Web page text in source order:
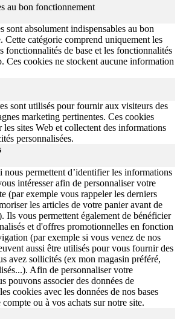
au bon fonctionnement
sont absolument indispensables au bon
Cette catégorie comprend uniquement les
fonctionnalités de base et les fonctionnalités
Ces cookies ne stockent aucune information
sont utilisés pour fournir aux visiteurs des
marketing pertinentes. Ces cookies
les sites Web et collectent des informations
personnalisées.
nous permettent d’identifier les informations
intéresser afin de personnaliser votre
(par exemple vous rappeler les derniers
les articles de votre panier avant de
Ils vous permettent également de bénéficier
et d'offres promotionnelles en fonction
(par exemple si vous venez de nos
aussi être utilisés pour vous fournir des
avez sollicités (ex mon magasin préféré,
Afin de personnaliser votre
pouvons associer des données de
cookies avec les données de nos bases
ou à vos achats sur notre site.